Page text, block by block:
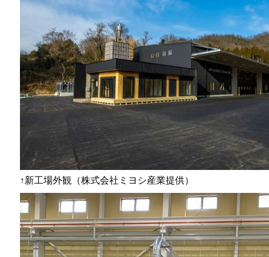
↑新工場外観（株式会社ミヨシ産業提供）